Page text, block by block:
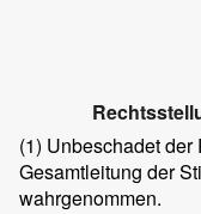
(1) Unbeschadet der
Gesamtleitung der
wahrgenommen.